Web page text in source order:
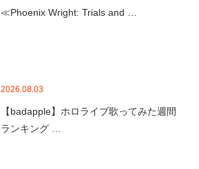
≪Phoenix Wright: Trials and …
2026.08.03
【badapple】ホロライブ歌ってみた週間
ランキング …